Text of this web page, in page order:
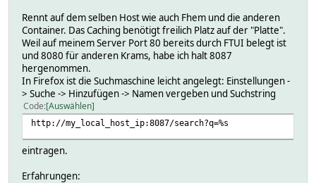
Rennt auf dem selben Host wie auch Fhem und die anderen
Container. Das Caching benötigt freilich Platz auf der "Platte".
Weil auf meinem Server Port 80 bereits durch FTUI belegt ist
und 8080 für anderen Krams, habe ich halt 8087
hergenommen.
In Firefox ist die Suchmaschine leicht angelegt: Einstellungen -
> Suche -> Hinzufügen -> Namen vergeben und Suchstring
Code Auswählen
http://my_local_host_ip:8087/search?q=%s
eintragen.
Erfahrungen: